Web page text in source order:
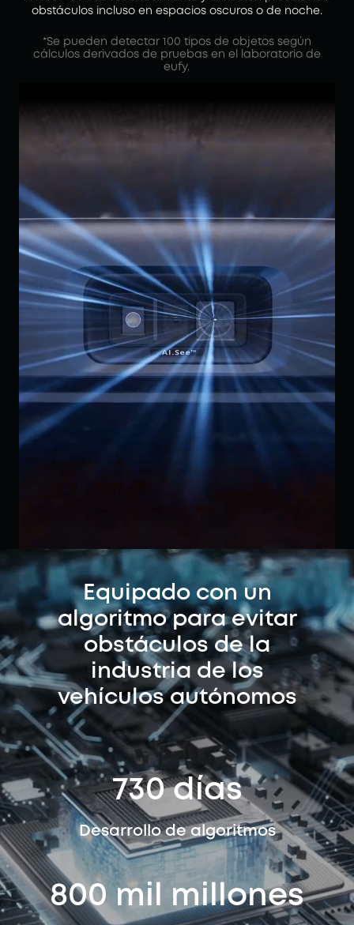
obstáculos incluso en espacios oscuros o de noche.
*Se pueden detectar 100 tipos de objetos según
cálculos derivados de pruebas en el laboratorio de
eufy.
Equipado con un
algoritmo para evitar
obstáculos de la
industria de los
vehículos autónomos
730 días
Desarrollo de algoritmos
800 mil millones